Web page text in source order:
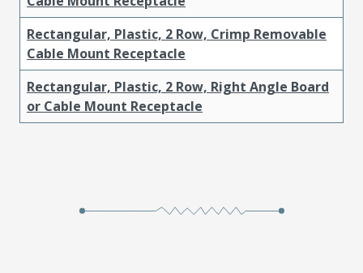
Rectangular, Plastic, 2 Row, Crimp Removable
Cable Mount Receptacle
Rectangular, Plastic, 2 Row, Right Angle Board
or Cable Mount Receptacle